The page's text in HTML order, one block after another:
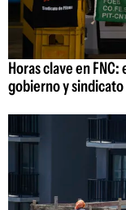
Horas clave en
gobierno y